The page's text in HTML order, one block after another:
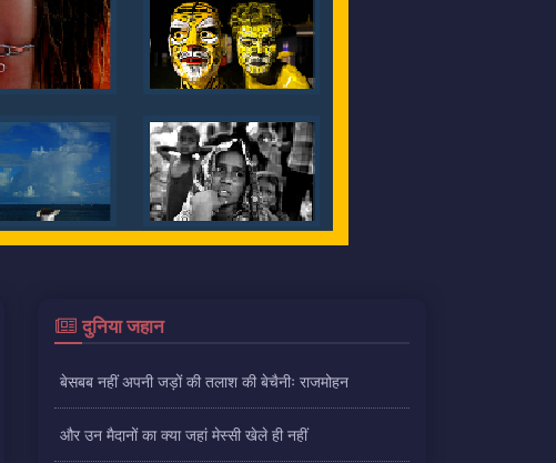
दुनिया जहान
बेसबब नहीं अपनी जड़ों की तलाश की बेचैनीः राजमोहन
और उन मैदानों का क्या जहां मेस्सी खेले ही नहीं